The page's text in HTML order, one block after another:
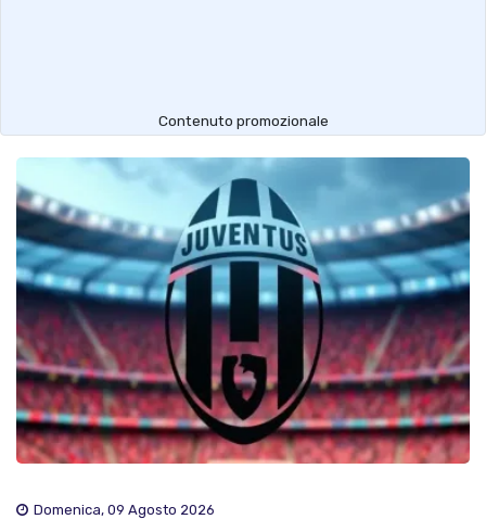
Contenuto promozionale
Domenica, 09 Agosto 2026